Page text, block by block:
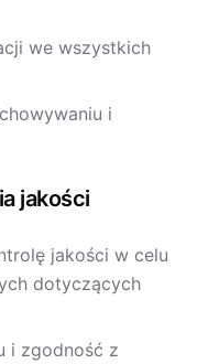
we wszystkich
i
jakości
jakości w celu
dotyczących
i zgodność z